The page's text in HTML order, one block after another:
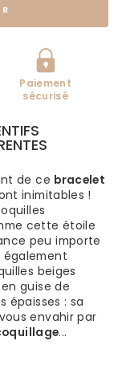
Paiement
sécurisé
de ce bracelet
inimitables !
cette étoile
peu importe
également
beiges
guise de
épaisses : sa
envahir par
...